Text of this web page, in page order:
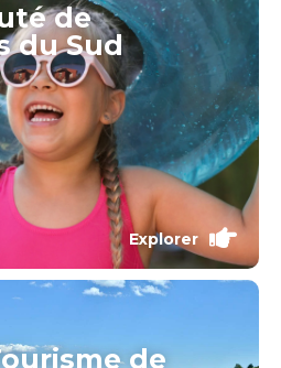
de
du Sud
Explorer
de